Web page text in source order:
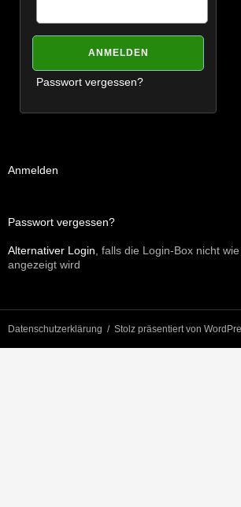
Passwort vergessen?
Anmelden
Passwort vergessen?
Alternativer Login , falls die Login-Box nicht
angezeigt wird
Datenschutzerklärung Stolz präsentiert von